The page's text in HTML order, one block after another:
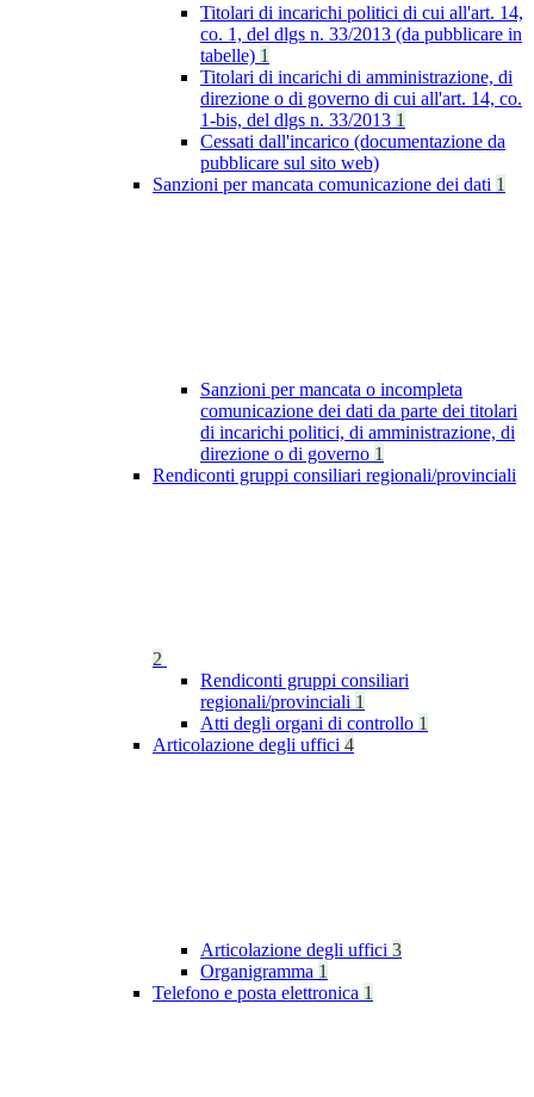
Titolari di incarichi politici di cui all'art. 14,
co. 1, del dlgs n. 33/2013 (da pubblicare in
tabelle) 1
Titolari di incarichi di amministrazione, di
direzione o di governo di cui all'art. 14, co.
1-bis, del dlgs n. 33/2013 1
Cessati dall'incarico (documentazione da
pubblicare sul sito web)
Sanzioni per mancata comunicazione dei dati 1
Sanzioni per mancata o incompleta
comunicazione dei dati da parte dei titolari
di incarichi politici, di amministrazione, di
direzione o di governo 1
Rendiconti gruppi consiliari regionali/provinciali
2
Rendiconti gruppi consiliari
regionali/provinciali 1
Atti degli organi di controllo 1
Articolazione degli uffici 4
Articolazione degli uffici 3
Organigramma 1
Telefono e posta elettronica 1